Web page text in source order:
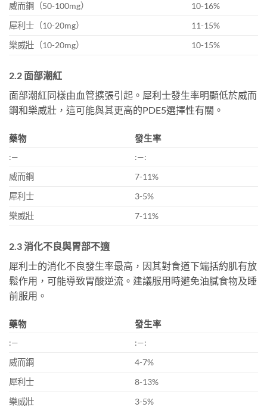
威而鋼（50-100mg）
10-16%
犀利士（10-20mg）
11-15%
樂威壯（10-20mg）
10-15%
2.2 面部潮紅
面部潮紅同樣由血管擴張引起。犀利士發生率明顯低於威而
鋼和樂威壯，這可能與其更高的PDE5選擇性有關。
藥物
發生率
:—
:—:
威而鋼
7-11%
犀利士
3-5%
樂威壯
7-11%
2.3 消化不良與胃部不適
犀利士的消化不良發生率最高，因其對食道下端括約肌有放
鬆作用，可能導致胃酸逆流。建議服用時避免油膩食物及睡
前服用。
藥物
發生率
:—
:—:
威而鋼
4-7%
犀利士
8-13%
樂威壯
3-5%